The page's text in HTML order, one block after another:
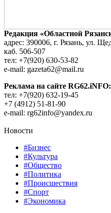
Редакция «Областной
адрес: 390006, г. Рязань, ул.
каб. 506-507
тел: +7(920) 630-53-82
e-mail: gazeta62@mail.ru
Реклама на сайте RG62.iNFO:
тел: +7(920) 632-19-45
+7 (4912) 51-81-90
e-mail: rg62info@yandex.ru
Новости
#Бизнес
#Культура
#Общество
#Политика
#Происшествия
#Спорт
#Экономика